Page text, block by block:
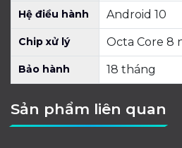
Hệ điều hành Android 10
Chip xử lý Octa Core 8
Bảo hành 18 tháng
Sản phẩm liên quan